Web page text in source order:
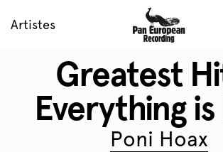
Artistes
Greatest
Everything is
Poni Hoax